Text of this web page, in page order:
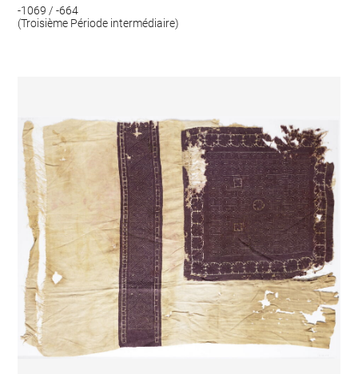
-1069 / -664
(Troisième Période intermédiaire)